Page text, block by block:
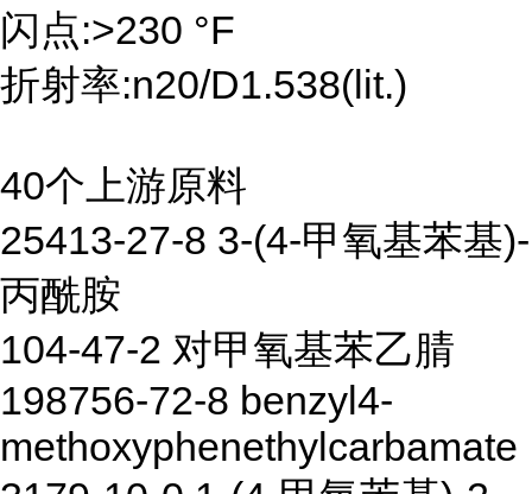
闪点:>230 °F
折射率:n20/D1.538(lit.)
40个上游原料
25413-27-8 3-(4-甲氧基苯基)-
丙酰胺
104-47-2 对甲氧基苯乙腈
198756-72-8 benzyl4-
methoxyphenethylcarbamate